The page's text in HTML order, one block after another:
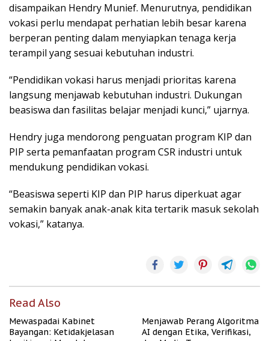
disampaikan Hendry Munief. Menurutnya, pendidikan
vokasi perlu mendapat perhatian lebih besar karena
berperan penting dalam menyiapkan tenaga kerja
terampil yang sesuai kebutuhan industri.
“Pendidikan vokasi harus menjadi prioritas karena
langsung menjawab kebutuhan industri. Dukungan
beasiswa dan fasilitas belajar menjadi kunci,” ujarnya.
Hendry juga mendorong penguatan program KIP dan
PIP serta pemanfaatan program CSR industri untuk
mendukung pendidikan vokasi.
“Beasiswa seperti KIP dan PIP harus diperkuat agar
semakin banyak anak-anak kita tertarik masuk sekolah
vokasi,” katanya.
Read Also
Mewaspadai Kabinet
Bayangan: Ketidakjelasan
Menjawab Perang Algoritma
AI dengan Etika, Verifikasi,